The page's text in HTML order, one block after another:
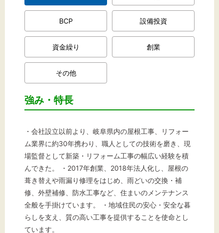
BCP 設備投資
資金繰り 創業
その他
強み・特長
・会社設立以前より、岐阜県内の屋根工事、リフォー
ム業界に約30年携わり、職人としての技術を磨き、現
場監督として新築・リフォーム工事の幅広い経験を積
んできた。 ・2017年創業、2018年法人化し、屋根の
葺き替えや雨漏り修理をはじめ、雨どいの交換・補
修、外壁補修、防水工事など、住まいのメンテナンス
全般を手掛けています。 ・地域住民の安心・安全な暮
らしを支え、質の高い工事を提供することを使命とし
ています。